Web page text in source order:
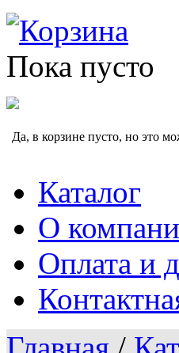
Корзина
Пока пусто
Да, в корзине пусто, но это
Каталог
О
Оплата и